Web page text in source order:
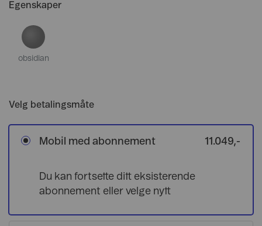
Egenskaper
obsidian
Velg betalingsmåte
Mobil med abonnement 11.049,-
Du kan fortsette ditt eksisterende
abonnement eller velge nytt